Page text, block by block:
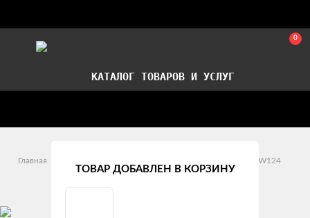
0
КАТАЛОГ ТОВАРОВ И УСЛУГ
Главная
W124
Mercedes-Benz W124 (1984 - 1995)
ТОВАР ДОБАВЛЕН В КОРЗИНУ